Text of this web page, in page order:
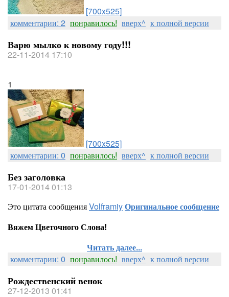
[700x525]
комментарии: 2 понравилось! вверх^ к полной версии
Варю мылко к новому году!!!
22-11-2014 17:10
1
[700x525]
комментарии: 0 понравилось! вверх^ к полной версии
Без заголовка
17-01-2014 01:13
Это цитата сообщенияVolframiyОригинальное сообщение
Вяжем Цветочного Слона!
Читать далее...
комментарии: 0 понравилось! вверх^ к полной версии
Рождественский венок
27-12-2013 01:41